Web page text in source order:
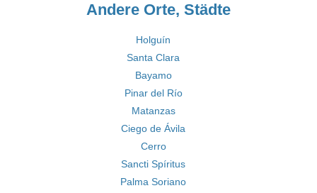
Andere Orte, Städte
Holguín
Santa Clara
Bayamo
Pinar del Río
Matanzas
Ciego de Ávila
Cerro
Sancti Spíritus
Palma Soriano